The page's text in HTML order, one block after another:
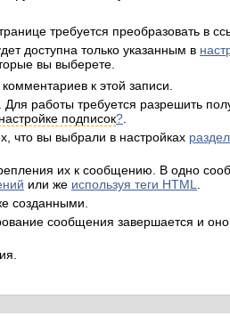
требуется преобразовать в
доступна только указанным в
вы выберете.
к этой записи.
Для работы требуется разрешить
настройке подписок?
что вы выбрали в настройках
их к сообщению. В одно
или же используя теги HTML
созданными.
сообщения завершается и